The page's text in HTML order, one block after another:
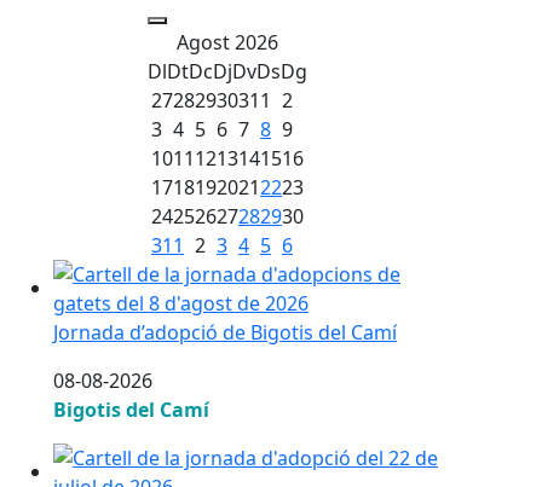
Agost 2026
DlDtDcDjDvDsDg
27282930311 2
3 4 5 6 7 8 9
10111213141516
17181920212223
24252627282930
311 2 3 4 5 6
Jornada d’adopció de Bigotis del Camí
Jornada d’adopció de Bigotis del Camí
08-08-2026
Bigotis del Camí
Jornada d’adopció de Bigotis del Camí